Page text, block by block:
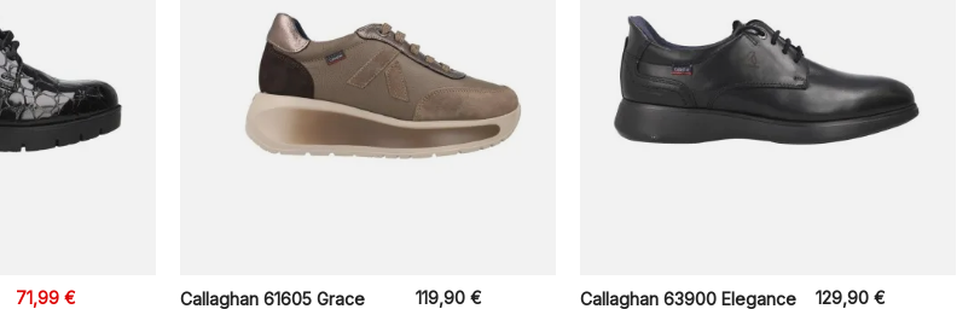
71,99 €
Callaghan 61605 Grace
119,90 €
Callaghan 63900 Elegance
129,90 €